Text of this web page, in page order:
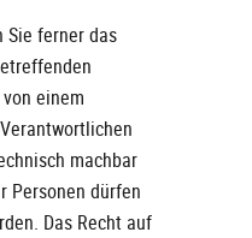
Sie ferner das
einem
machbar
Personen dürfen
Das Recht auf